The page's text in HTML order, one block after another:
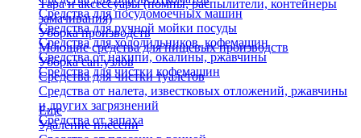
Средства для посудомоечных машин
Средства для ручной мойки посуды
Средства для холодильников, кофемашин
Средства от накипи, окалины, ржавчины
Средства для чистки кофемашин
Тара и аксессуары (помпы, распылители, контейнеры
замачивания)
Уборка производств
Моющие средства для пищевых производств
Уборка сан.узлов
Средства для чистки туалетов
Средства от налета, известковых отложений, ржавчины
и других загрязнений
Средства от запаха
Еще
Удаление плесени